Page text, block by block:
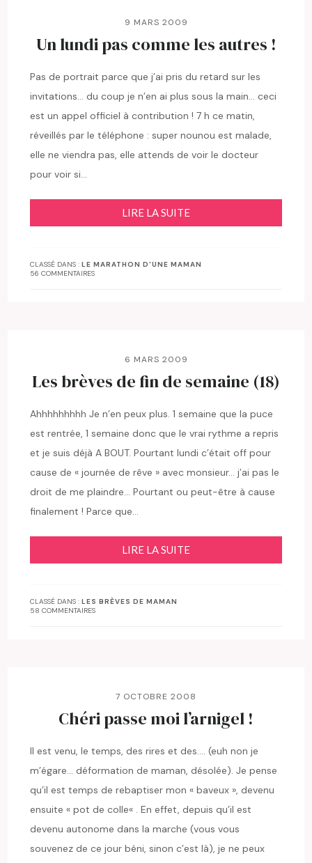
9 MARS 2009
Un lundi pas comme les autres !
Pas de portrait parce que j’ai pris du retard sur les
invitations… du coup je n’en ai plus sous la main… ceci
est un appel officiel à contribution ! 7 h ce matin,
réveillés par le téléphone : super nounou est malade,
elle ne viendra pas, elle attends de voir le docteur
pour voir si…
LIRE LA SUITE
CLASSÉ DANS :LE MARATHON D'UNE MAMAN
56 COMMENTAIRES
6 MARS 2009
Les brèves de fin de semaine (18)
Ahhhhhhhhh Je n’en peux plus. 1 semaine que la puce
est rentrée, 1 semaine donc que le vrai rythme a repris
et je suis déjà A BOUT. Pourtant lundi c’était off pour
cause de « journée de rêve » avec monsieur… j’ai pas le
droit de me plaindre… Pourtant ou peut-être à cause
finalement ! Parce que…
LIRE LA SUITE
CLASSÉ DANS :LES BRÈVES DE MAMAN
58 COMMENTAIRES
7 OCTOBRE 2008
Chéri passe moi l’arnigel !
Il est venu, le temps, des rires et des…. (euh non je
m’égare… déformation de maman, désolée). Je pense
qu’il est temps de rebaptiser mon « baveux », devenu
ensuite « pot de colle« . En effet, depuis qu’il est
devenu autonome dans la marche (vous vous
souvenez de ce jour béni, sinon c’est là), je ne peux